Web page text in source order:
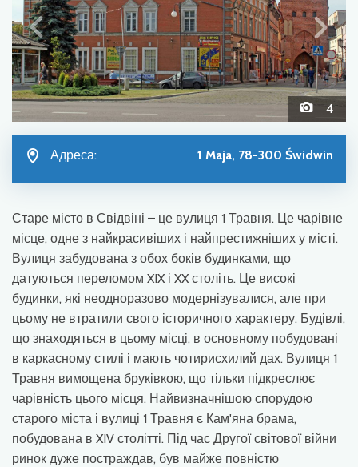
4
Адреса: 1 Maja, 78-300 Świdwin
Старе місто в Свідвіні – це вулиця 1 Травня. Це чарівне
місце, одне з найкрасивіших і найпрестижніших у місті.
Вулиця забудована з обох боків будинками, що
датуються переломом XIX і XX століть. Це високі
будинки, які неодноразово модернізувалися, але при
цьому не втратили свого історичного характеру. Будівлі,
що знаходяться в цьому місці, в основному побудовані
в каркасному стилі і мають чотирисхилий дах. Вулиця 1
Травня вимощена бруківкою, що тільки підкреслює
чарівність цього місця. Найвизначнішою спорудою
старого міста і вулиці 1 Травня є Кам'яна брама,
побудована в XIV столітті. Під час Другої світової війни
ринок дуже постраждав, був майже повністю